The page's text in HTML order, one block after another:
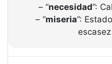
– “necesidad”:
– “miseria”: